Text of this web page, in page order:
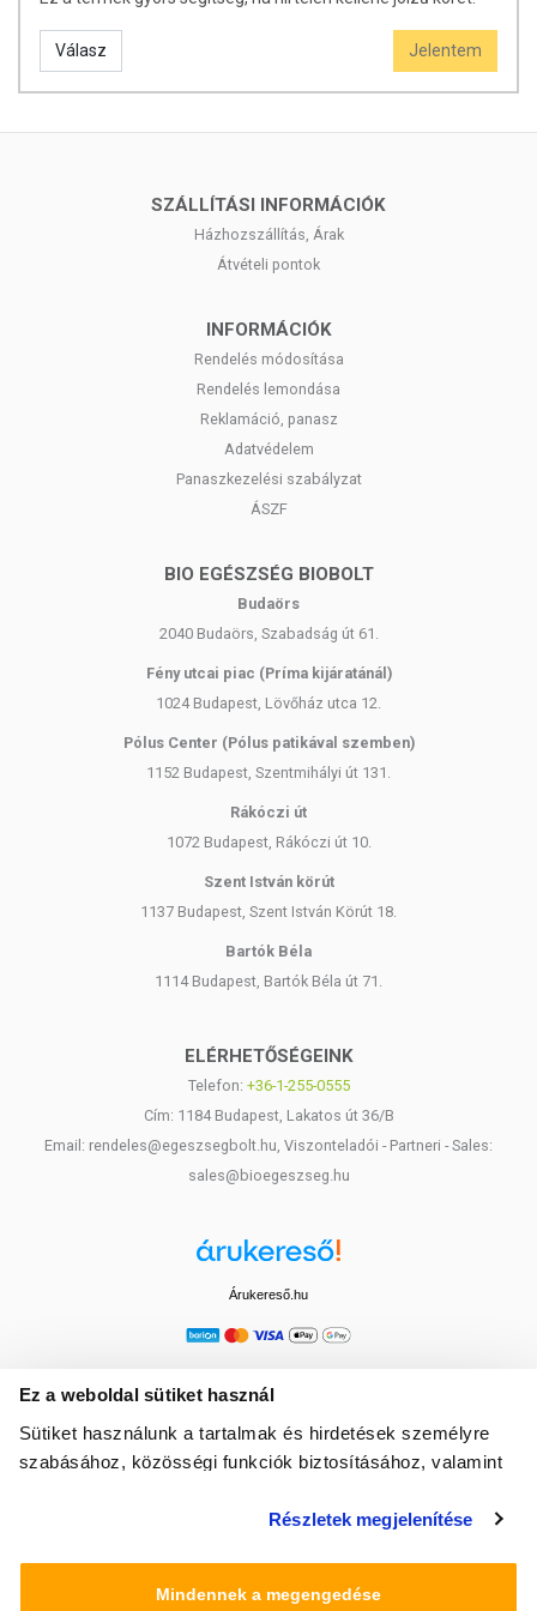
Ez a weboldal sütiket használ
Sütiket használunk a tartalmak és hirdetések személyre
szabásához, közösségi funkciók biztosításához, valamint
média-, hirdető- és elemező partnereinkkel megosztjuk az
amelyeket Ön adott meg számukra vagy az Ön által
Részletek megjelenítése
Mindennek a megengedése
Válasz Jelentem
SZÁLLÍTÁSI INFORMÁCIÓK
Házhozszállítás, Árak
Átvételi pontok
INFORMÁCIÓK
Rendelés módosítása
Rendelés lemondása
Reklamáció, panasz
Adatvédelem
Panaszkezelési szabályzat
ÁSZF
BIO EGÉSZSÉG BIOBOLT
Budaörs
2040 Budaörs, Szabadság út 61.
Fény utcai piac (Príma kijáratánál)
1024 Budapest, Lövőház utca 12.
Pólus Center (Pólus patikával szemben)
1152 Budapest, Szentmihályi út 131.
Rákóczi út
1072 Budapest, Rákóczi út 10.
Szent István körút
1137 Budapest, Szent István Körút 18.
Bartók Béla
1114 Budapest, Bartók Béla út 71.
ELÉRHETŐSÉGEINK
Telefon: +36-1-255-0555
Cím: 1184 Budapest, Lakatos út 36/B
Email: rendeles@egeszsegbolt.hu, Viszonteladói - Partneri - Sales:
sales@bioegeszseg.hu
Árukereső.hu